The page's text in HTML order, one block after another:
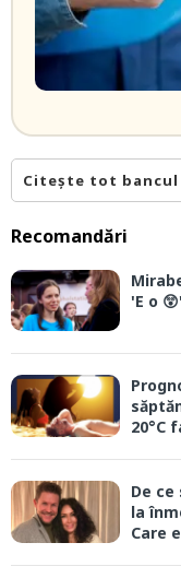
Citește tot bancul
Recomandări
'E o 😲'
20°C
De
la
Care